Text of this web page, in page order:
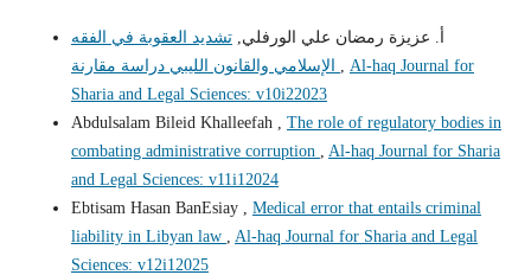
أ. عزيزة رمضان علي الورفلي,تشديد العقوبة في الفقه
Al-haq Journal for
Sharia and Legal Sciences: v10i22023
Abdulsalam Bileid Khalleefah , The role of regulatory bodies in
combating administrative corruption
Al-haq Journal for Sharia
and Legal Sciences: v11i12024
Ebtisam Hasan BanEsiay , Medical error that entails criminal
liability in Libyan law
Al-haq Journal for Sharia and Legal
Sciences: v12i12025